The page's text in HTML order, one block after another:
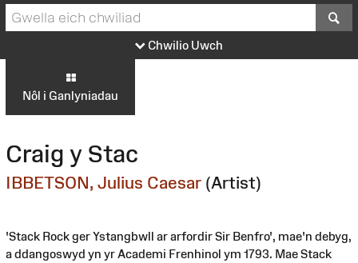
Chwilio Uwch
Nôl i Ganlyniadau
Craig y Stac
IBBETSON, Julius Caesar (Artist)
'Stack Rock ger Ystangbwll ar arfordir Sir Benfro', mae'n debyg,
a ddangoswyd yn yr Academi Frenhinol ym 1793. Mae Stack